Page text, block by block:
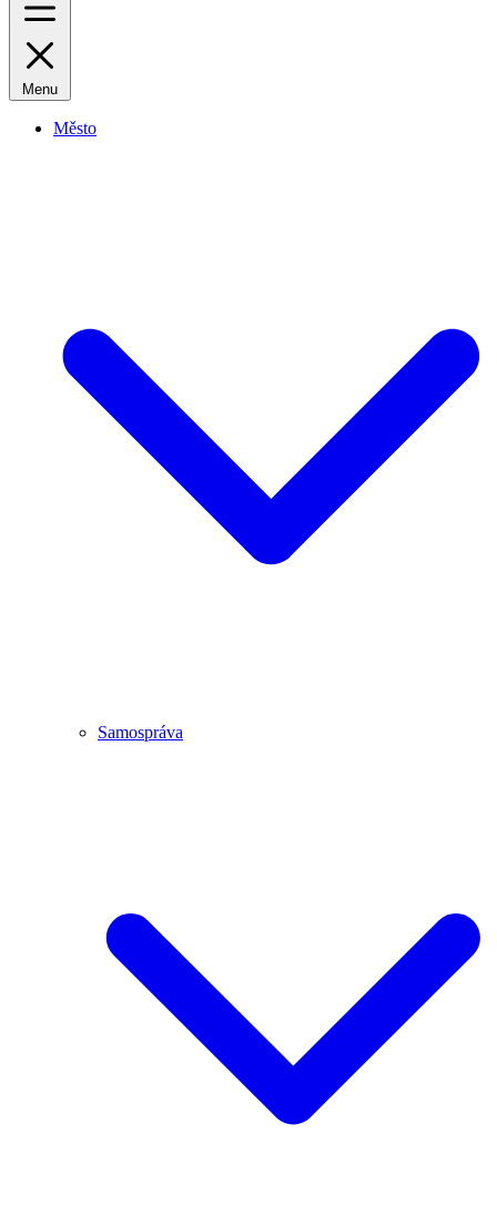
Menu
Město
Samospráva